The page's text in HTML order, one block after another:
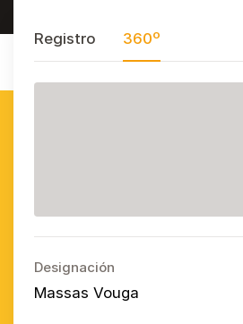
AzulejoPublicitárioPortuguês
Registro 360º
Designación
Massas Vouga